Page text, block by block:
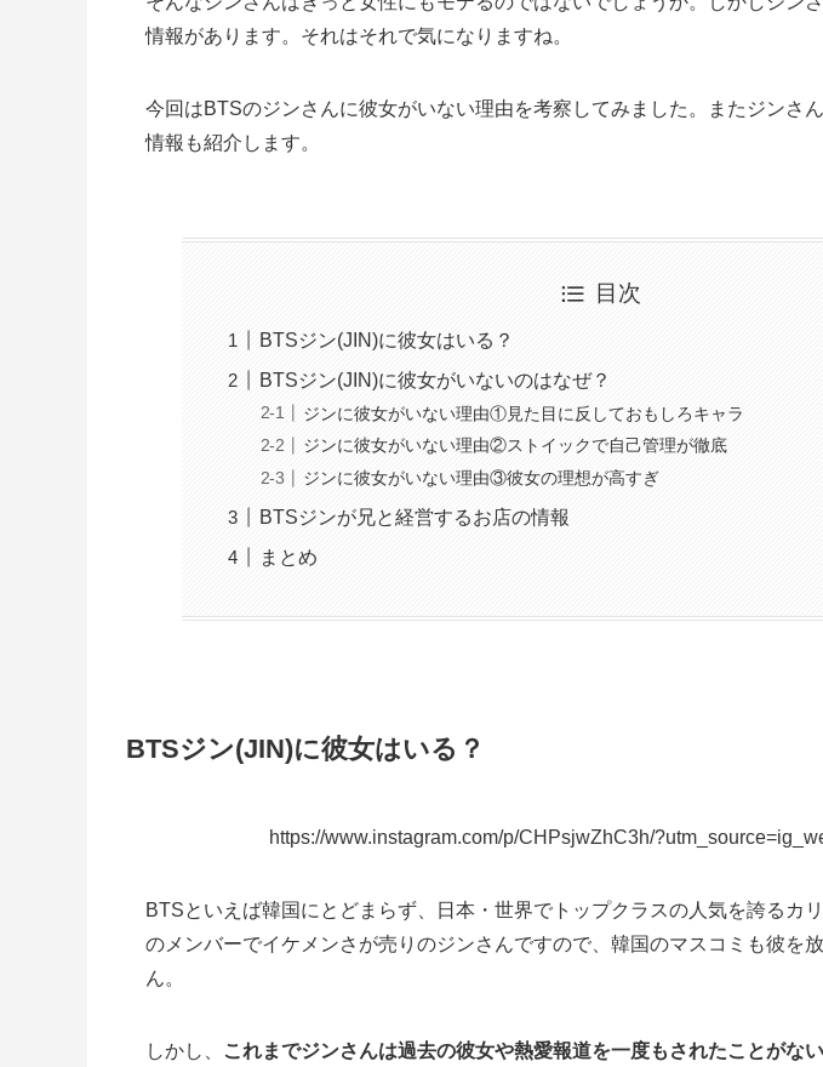
情報があります。それはそれで気になりますね。
今回はBTSのジンさんに彼女がいない理由を考察してみました。またジンさ
情報も紹介します。
目次
BTSジン(JIN)に彼女はいる？
BTSジン(JIN)に彼女がいないのはなぜ？
ジンに彼女がいない理由①見た目に反しておもしろキャラ
ジンに彼女がいない理由②ストイックで自己管理が徹底
ジンに彼女がいない理由③彼女の理想が高すぎ
BTSジンが兄と経営するお店の情報
まとめ
BTSジン(JIN)に彼女はいる？
https://www.instagram.com/p/CHPsjwZhC3h/
BTSといえば韓国にとどまらず、日本・世界でトップクラスの人気を誇るカ
のメンバーでイケメンさが売りのジンさんですので、韓国のマスコミも彼を
ん。
しかし、 これまでジンさんは過去の彼女や熱愛報道を一度もされたことがない